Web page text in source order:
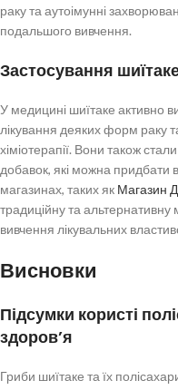
раку та аутоімунні
подальшого вивчення.
Застосування
У медицині шиїтаке активно
лікування деяких форм раку
хіміотерапії. Вони також
добавок, які можна придбати
магазинах, таких як Магазин
традиційну та альтернативну
вивчення лікувальних
Висновки
Підсумки користі
здоров’я
Гриби шиїтаке та їх